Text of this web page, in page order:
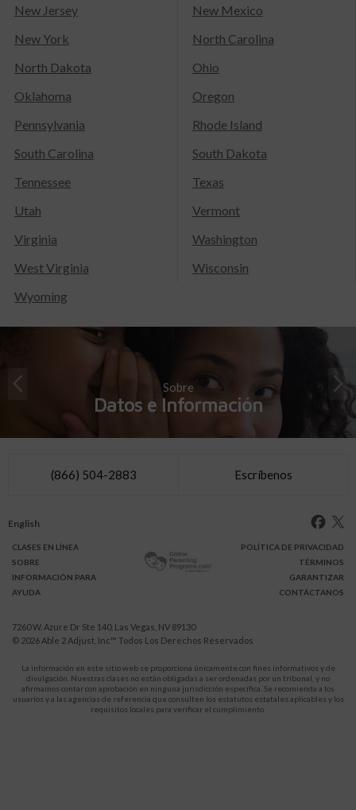
New Jersey
New Mexico
New York
North Carolina
North Dakota
Ohio
Oklahoma
Oregon
Pennsylvania
Rhode Island
South Carolina
South Dakota
Tennessee
Texas
Utah
Vermont
Virginia
Washington
West Virginia
Wisconsin
Wyoming
Sobre
Datos e Información
(866) 504-2883 Escríbenos
English
CLASES EN LÍNEA
SOBRE
INFORMACIÓN PARA
AYUDA
POLÍTICA DE PRIVACIDAD
TÉRMINOS
GARANTIZAR
CONTÁCTANOS
7260 W. Azure Dr Ste 140, Las Vegas, NV 89130
© 2026 Able 2 Adjust, Inc™ Todos Los Derechos Reservados
La información en este sitio web se proporciona únicamente con fines informativos y de
divulgación. Nuestras clases no están obligadas a ser ordenadas por un tribunal, y no
afirmamos contar con aprobación en ninguna jurisdicción específica. Se recomienda a los
usuarios y a las agencias de referencia que consulten los estatutos estatales aplicables y los
requisitos locales para verificar el cumplimiento.